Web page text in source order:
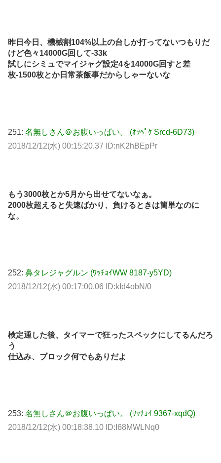
昨日今日、機械割104%以上の台しか打ってないつもりだ
けど色々14000G回して-33k
試しにシミュでマイジャグ設定4を14000G回すと差
枚-1500枚とか日常茶飯事だからしゃーないな
251: 名無しさん＠お腹いっぱい。 (ｵｯﾍﾟｹ Srcd-6D73)
2018/12/12(水) 00:15:20.37 ID:nK2hBEpPr
もう3000枚とか5月から出せてないなぁ。
2000枚超えると失速ばかり、負けるときは簡単なのに
な。
252: 鼻タレジャグルン (ﾜｯﾁｮｲWW 8187-y5YD)
2018/12/12(水) 00:17:00.06 ID:kId4obN/0
検定通した後、タイマーで狂ったスペックにしてるんだろ
う
仕込み、ブロック何でもありだよ
253: 名無しさん＠お腹いっぱい。 (ﾜｯﾁｮｲ 9367-xqdQ)
2018/12/12(水) 00:18:38.10 ID:I68MWLNq0